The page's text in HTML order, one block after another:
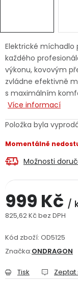
Značky
Jaký je aktuální
Velkoobchodní
Servis nářadí
Doprava a platba
Reklamační
Obchodní
Elektrické
každého
výkonu, kovovým
zvládne efektivně
s maximálním
Více informací
Položka byla
Momentálně
Možnosti
999 Kč /
825,62 Kč bez DPH
Kód zboží: OD5125
Značka:ONDRAGON
Tisk Zeptat